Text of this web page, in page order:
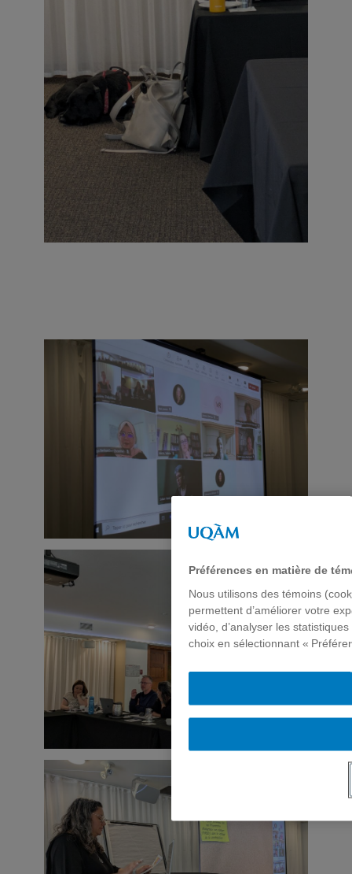
Préférences en matière de
Nous utilisons des témoins
permettent d’améliorer votre
vidéo, d’analyser les
choix en sélectionnant «